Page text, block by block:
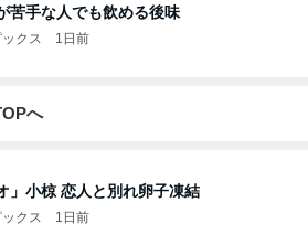
苦手な人でも飲める後味
クス 1日前
へ
」小椋 恋人と別れ卵子凍結
クス 1日前